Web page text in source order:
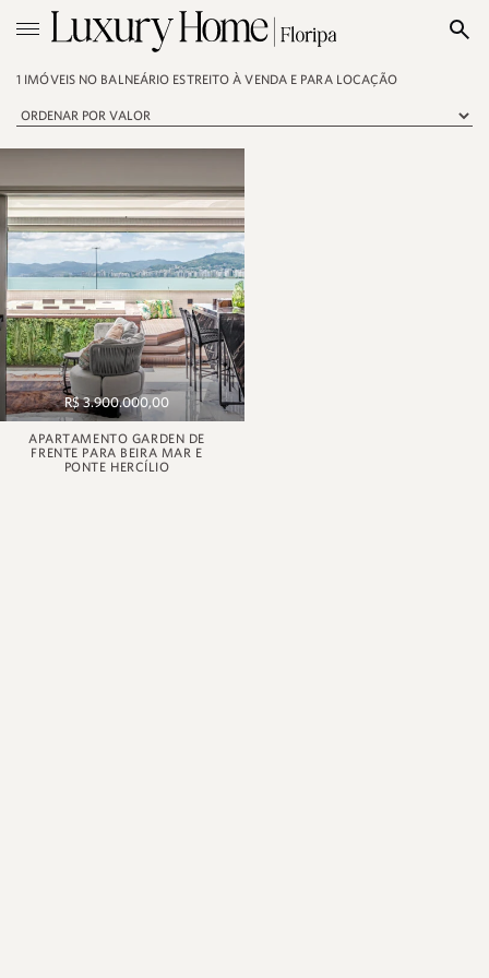
1 IMÓVEIS NO BALNEÁRIO ESTREITO À VENDA E PARA LOCAÇÃO
R$ 3.900.000,00
APARTAMENTO GARDEN DE
FRENTE PARA BEIRA MAR E
PONTE HERCÍLIO